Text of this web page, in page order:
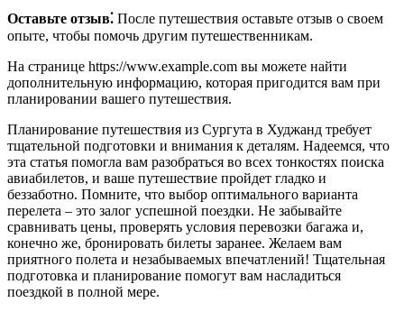
Оставьте отзыв⁚ После путешествия оставьте отзыв о своем
опыте, чтобы помочь другим путешественникам.
На странице https://www.example.com вы можете найти
дополнительную информацию, которая пригодится вам при
планировании вашего путешествия.
Планирование путешествия из Сургута в Худжанд требует
тщательной подготовки и внимания к деталям. Надеемся, что
эта статья помогла вам разобраться во всех тонкостях поиска
авиабилетов, и ваше путешествие пройдет гладко и
беззаботно. Помните, что выбор оптимального варианта
перелета – это залог успешной поездки. Не забывайте
сравнивать цены, проверять условия перевозки багажа и,
конечно же, бронировать билеты заранее. Желаем вам
приятного полета и незабываемых впечатлений! Тщательная
подготовка и планирование помогут вам насладиться
поездкой в полной мере.